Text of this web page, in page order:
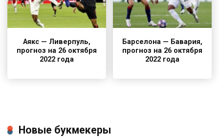
Аякс — Ливерпуль,
прогноз на 26 октября
2022 года
Барселона — Бавария,
прогноз на 26 октября
2022 года
Новые букмекеры